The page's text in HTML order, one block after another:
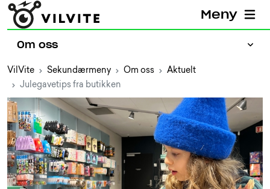
Meny
Om oss
Jobb hos VilVite
Prosjekter
Aktuelt
Ansatte
Bærekraftig VilVite
Partnere
VilVite Sekundærmeny Om oss
Aktuelt
Julegavetips fra butikken